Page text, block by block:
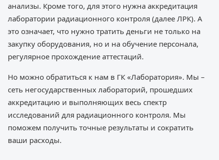
анализы. Кроме того, для этого нужна аккредитация
лаборатории радиационного контроля (далее ЛРК). А
это означает, что нужно тратить деньги не только на
закупку оборудования, но и на обучение персонала,
регулярное прохождение аттестаций.
Но можно обратиться к нам в ГК «Лаборатория». Мы –
сеть негосударственных лабораторий, прошедших
аккредитацию и выполняющих весь спектр
исследований для радиационного контроля. Мы
поможем получить точные результаты и сократить
ваши расходы.